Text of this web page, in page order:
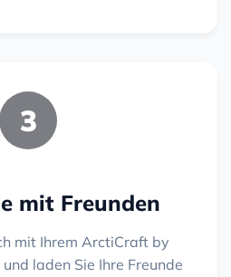
3
mit Freunden
mit Ihrem ArctiCraft by
laden Sie Ihre Freunde